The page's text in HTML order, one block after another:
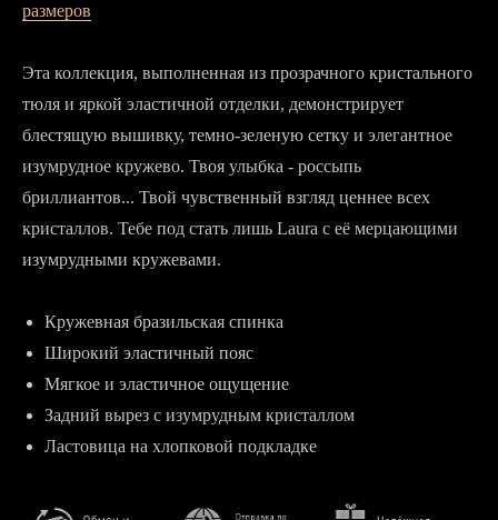
размеров
Эта коллекция, выполненная из прозрачного кристального
тюля и яркой эластичной отделки, демонстрирует
блестящую вышивку, темно-зеленую сетку и элегантное
изумрудное кружево. Твоя улыбка - россыпь
бриллиантов... Твой чувственный взгляд ценнее всех
кристаллов. Тебе под стать лишь Laura с её мерцающими
изумрудными кружевами.
Кружевная бразильская спинка
Широкий эластичный пояс
Мягкое и эластичное ощущение
Задний вырез с изумрудным кристаллом
Ластовица на хлопковой подкладке